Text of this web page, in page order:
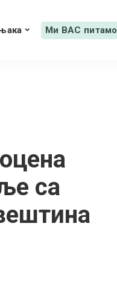
Ми ВАС питамо
са